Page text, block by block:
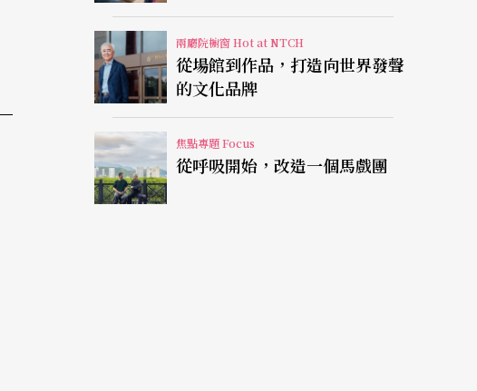
兩廳院櫥窗 Hot at NTCH
從場館到作品，打造向世界發聲
的文化品牌
焦點專題 Focus
從呼吸開始，改造一個馬戲團